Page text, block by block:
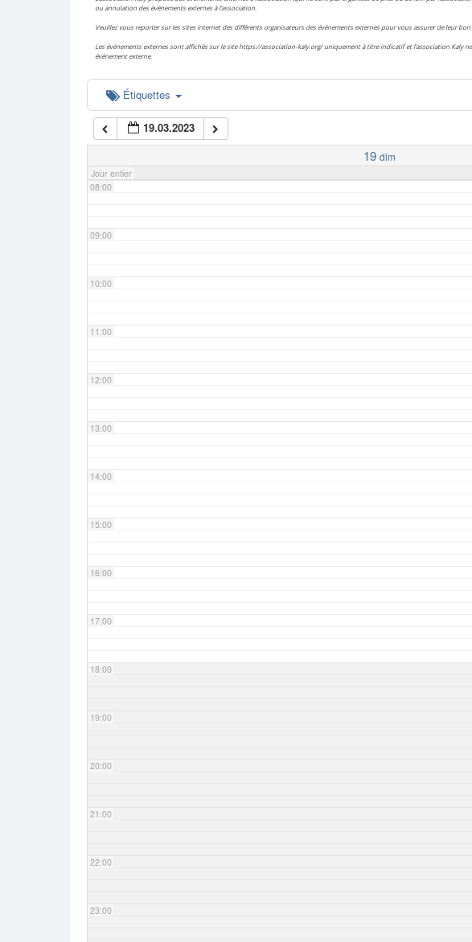
ou annulation des événements externes à l’association.
Veuillez vous reporter sur les sites internet des différents organisateurs des événements externes pour vous assurer de leur
Les événements externes sont affichés sur le site https://association-kaly.org/ uniquement à titre indicatif et l’association Kaly
événement externe.
Étiquettes
19.03.2023
19 dim
Jour entier
05:00
06:00
07:00
08:00
09:00
10:00
11:00
12:00
13:00
14:00
15:00
16:00
17:00
18:00
19:00
20:00
21:00
22:00
23:00